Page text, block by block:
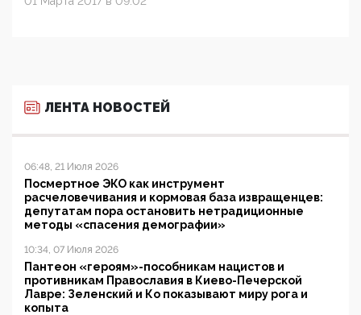
ЛЕНТА НОВОСТЕЙ
06:48, 21 Июля 2026
Посмертное ЭКО как инструмент
расчеловечивания и кормовая база извращенцев:
депутатам пора остановить нетрадиционные
методы «спасения демографии»
10:34, 07 Июля 2026
Пантеон «героям»-пособникам нацистов и
противникам Православия в Киево-Печерской
Лавре: Зеленский и Ко показывают миру рога и
копыта